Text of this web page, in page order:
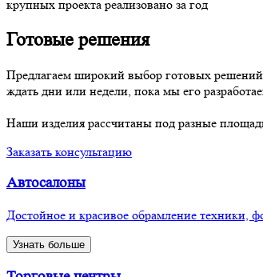
крупных проекта реализовано за год
Готовые решения
Предлагаем широкий выбор готовых
ждать дни или недели, пока мы его
Наши изделия рассчитаны под разные
Заказать консультацию
Автосалоны
Достойное и красивое обрамление техники,
Узнать больше